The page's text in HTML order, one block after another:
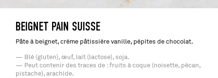
BEIGNET PAIN SUISSE
Pâte à beignet, crème pâtissière vanille, pépites de chocolat.
— Blé (gluten), œuf, lait (lactose), soja.
— Peut contenir des traces de : fruits à coque (noisette, pécan,
pistache), arachide.